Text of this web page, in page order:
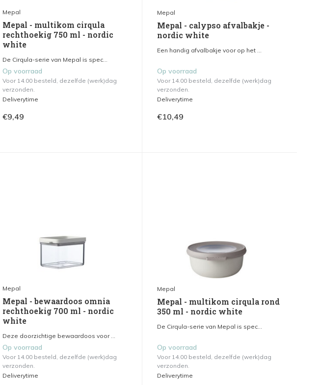
Mepal
Mepal - multikom cirqula
rechthoekig 750 ml - nordic
white
De Cirqula-serie van Mepal is spec...
Op voorraad
Voor 14.00 besteld, dezelfde (werk)dag
verzonden.
Deliverytime
€9,49
Mepal
Mepal - calypso afvalbakje -
nordic white
Een handig afvalbakje voor op het ...
Op voorraad
Voor 14.00 besteld, dezelfde (werk)dag
verzonden.
Deliverytime
€10,49
Mepal
Mepal - bewaardoos omnia
rechthoekig 700 ml - nordic
white
Deze doorzichtige bewaardoos voor ...
Op voorraad
Voor 14.00 besteld, dezelfde (werk)dag
verzonden.
Deliverytime
Mepal
Mepal - multikom cirqula rond
350 ml - nordic white
De Cirqula-serie van Mepal is spec...
Op voorraad
Voor 14.00 besteld, dezelfde (werk)dag
verzonden.
Deliverytime